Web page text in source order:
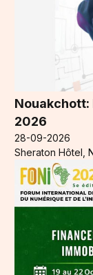
Nouakchott:
2026
28-09-2026
Sheraton Hôtel,